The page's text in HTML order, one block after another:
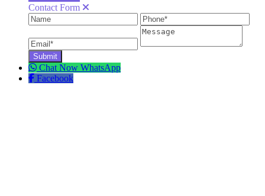
Contact Form
Name
Phone
Message
Chat Now WhatsApp
Facebook